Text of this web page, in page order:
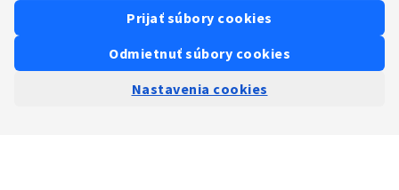
Prijať súbory cookies
Odmietnuť súbory cookies
Nastavenia cookies
Prevádzkovateľom služby jePôdohospodárska platobná
agentúra (PPA)
Vytvorené v súlade sJednotným dizajn manuálom elektronických
služieb